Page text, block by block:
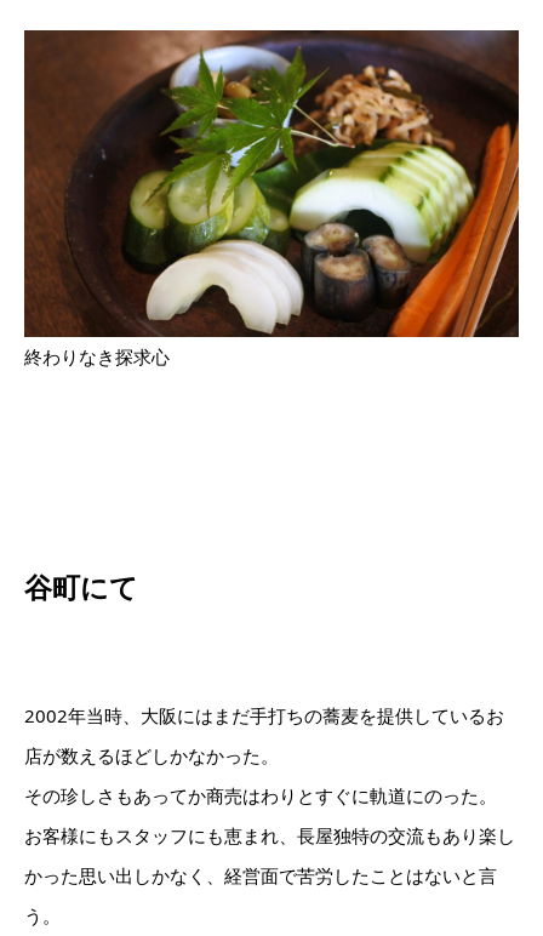
終わりなき探求心
谷町にて
2002年当時、大阪にはまだ手打ちの蕎麦を提供しているお
店が数えるほどしかなかった。
その珍しさもあってか商売はわりとすぐに軌道にのった。
お客様にもスタッフにも恵まれ、長屋独特の交流もあり楽し
かった思い出しかなく、経営面で苦労したことはないと言
う。